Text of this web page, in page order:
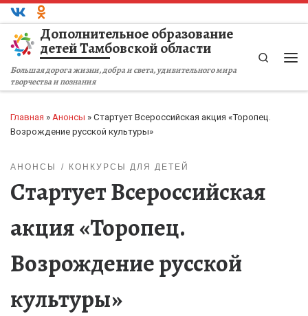
Перейти к содержимому
Дополнительное образование
детей Тамбовской области
Большая дорога жизни, добра и света, удивительного мира
творчества и познания
Search
Главная » Анонсы » Стартует Всероссийская акция «Торопец.
Возрождение русской культуры»
АНОНСЫ КОНКУРСЫ ДЛЯ ДЕТЕЙ
Стартует Всероссийская
акция «Торопец.
Возрождение русской
культуры»